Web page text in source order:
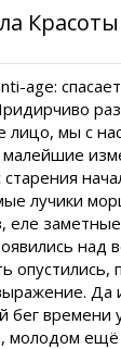
age:
лицо, мы с
малейшие
лучики
еле
над
опустились,
Да
бег времени
молодом ещё